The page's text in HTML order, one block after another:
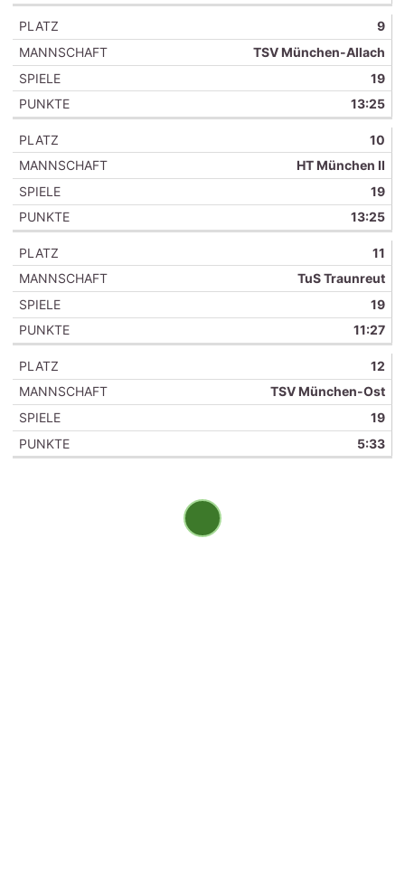
9
TSV München-Allach
19
13:25
10
HT München II
19
13:25
11
TuS Traunreut
19
11:27
12
TSV München-Ost
19
5:33